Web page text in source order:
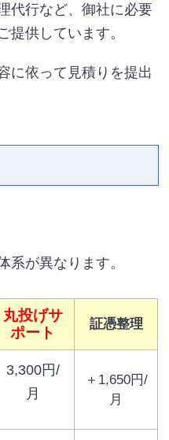
代行など、御社に必要
提供しています。
に依って見積りを提出
系が異なります。
丸投げサ
ポート
証憑整理
3,300円/
月
＋1,650円/
月